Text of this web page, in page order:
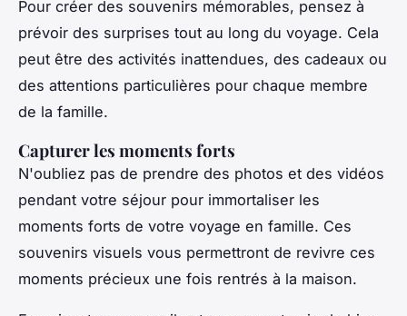
Pour créer des souvenirs mémorables, pensez à
prévoir des surprises tout au long du voyage. Cela
peut être des activités inattendues, des cadeaux ou
des attentions particulières pour chaque membre
de la famille.
Capturer les moments forts
N'oubliez pas de prendre des photos et des vidéos
pendant votre séjour pour immortaliser les
moments forts de votre voyage en famille. Ces
souvenirs visuels vous permettront de revivre ces
moments précieux une fois rentrés à la maison.